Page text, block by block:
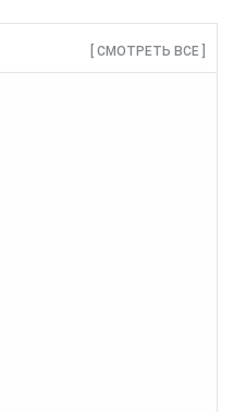
[ СМОТРЕТЬ ВСЕ ]